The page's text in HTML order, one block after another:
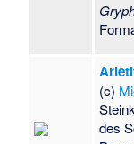
(c)
des